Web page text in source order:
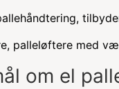
palleløftere med
om el